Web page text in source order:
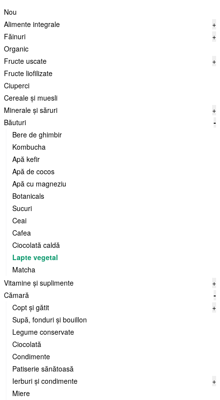
Nou
Alimente integrale
+
Făinuri
+
Organic
Fructe uscate
+
Fructe liofilizate
Ciuperci
Cereale și muesli
Minerale și săruri
+
Băuturi
-
Bere de ghimbir
Kombucha
Apă kefir
Apă de cocos
Apă cu magneziu
Botanicals
Sucuri
Ceai
Cafea
Ciocolată caldă
Lapte vegetal
Matcha
Vitamine și suplimente
+
Cămară
-
Copt și gătit
+
Supă, fonduri și bouillon
Legume conservate
Ciocolată
Condimente
Patiserie sănătoasă
Ierburi și condimente
+
Miere